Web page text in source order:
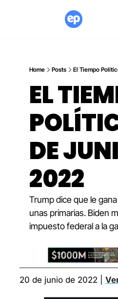
Home Posts El Tiempo
EL
DE
2022
Trump dice que le
unas primarias. Biden
impuesto federal a la
20 de junio de 2022 |